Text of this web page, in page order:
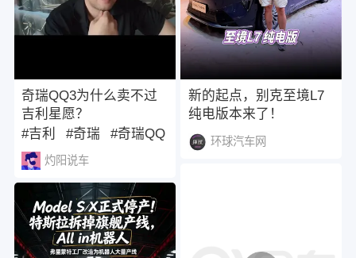
奇瑞QQ3为什么卖不过
吉利星愿？
#吉利
#奇瑞 #奇瑞QQ
灼阳说车
新的起点，别克至境L7
纯电版本来了！
环球汽车网